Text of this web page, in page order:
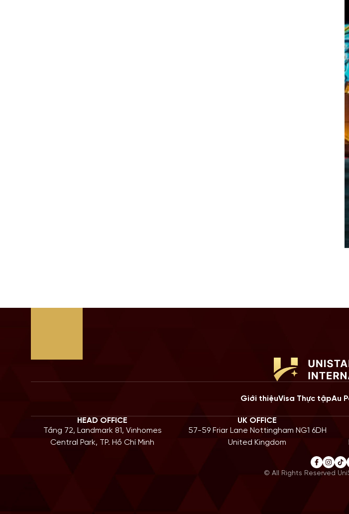
Giới thiệuVisa Thực tậpAu
HEAD OFFICE
Tầng 72, Landmark 81, Vinhomes
Central Park, TP. Hồ Chí Minh
UK OFFICE
57-59 Friar Lane Nottingham NG1 6DH
United Kingdom
© All Rights Reserved